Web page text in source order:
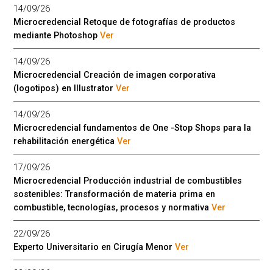
14/09/26
Microcredencial Retoque de fotografías de productos
mediante PhotoshopVer
14/09/26
Microcredencial Creación de imagen corporativa
(logotipos) en IllustratorVer
14/09/26
Microcredencial fundamentos de One -Stop Shops para la
rehabilitación energéticaVer
17/09/26
Microcredencial Producción industrial de combustibles
sostenibles: Transformación de materia prima en
combustible, tecnologías, procesos y normativaVer
22/09/26
Experto Universitario en Cirugía MenorVer